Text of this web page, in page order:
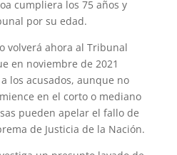
cumpliera los 75 años y
por su edad.
volverá ahora al Tribunal
en noviembre de 2021
los acusados, aunque no
en el corto o mediano
pueden apelar el fallo de
de Justicia de la Nación.